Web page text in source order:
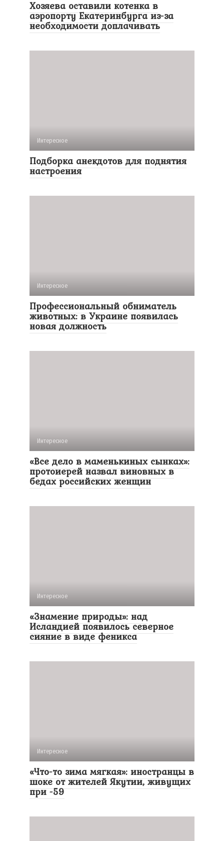
Хозяева оставили котенка в
аэропорту Екатеринбурга из-за
необходимости доплачивать
Интересное
Подборка анекдотов для поднятия
настроения
Интересное
Профессиональный обниматель
животных: в Украине появилась
новая должность
Интересное
«Все дело в маменькиных сынках»:
протоиерей назвал виновных в
бедах российских женщин
Интересное
«Знамение природы»: над
Исландией появилось северное
сияние в виде феникса
Интересное
«Что-то зима мягкая»: иностранцы в
шоке от жителей Якутии, живущих
при -59